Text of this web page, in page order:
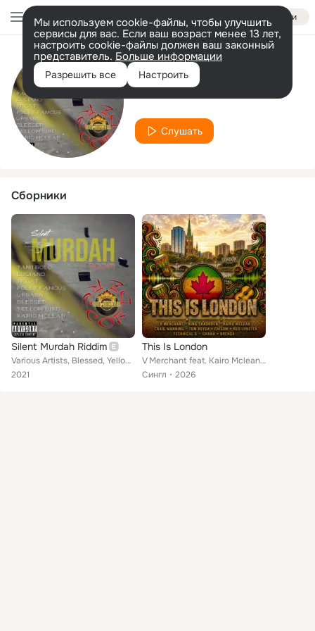
Войти
Мы используем cookie-файлы, чтобы улучшить
сервисы для вас. Если ваш возраст менее 13 лет,
настроить cookie-файлы должен ваш законный
представитель. Больше информации
Разрешить все Настроить
Исполнитель
Kairo McLean
Слушать
Сборники
Silent Murdah Riddim
Various Artists, Blessed, Yellow Bird, Kairo McLean, Junior Cat, Yami Bolo, URBANN, Luciano, Polly Famous
2021
This Is London
V Merchant feat. Kairo Mclean, King Shadrock, Chisom, Tom Heyda, Craig Manning, Technical G, Red Lobster, Ghana, Brenda
Сингл
2026